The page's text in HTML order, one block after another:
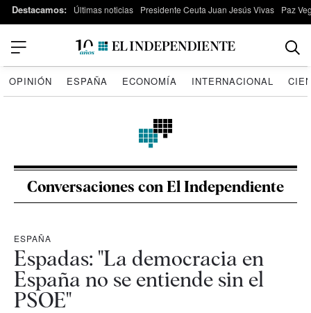
Destacamos: Últimas noticias Presidente Ceuta Juan Jesús Vivas Paz
OPINIÓN ESPAÑA ECONOMÍA INTERNACIONAL
Conversaciones con El Independiente
ESPAÑA
Espadas: "La democracia en
España no se entiende sin el
PSOE"